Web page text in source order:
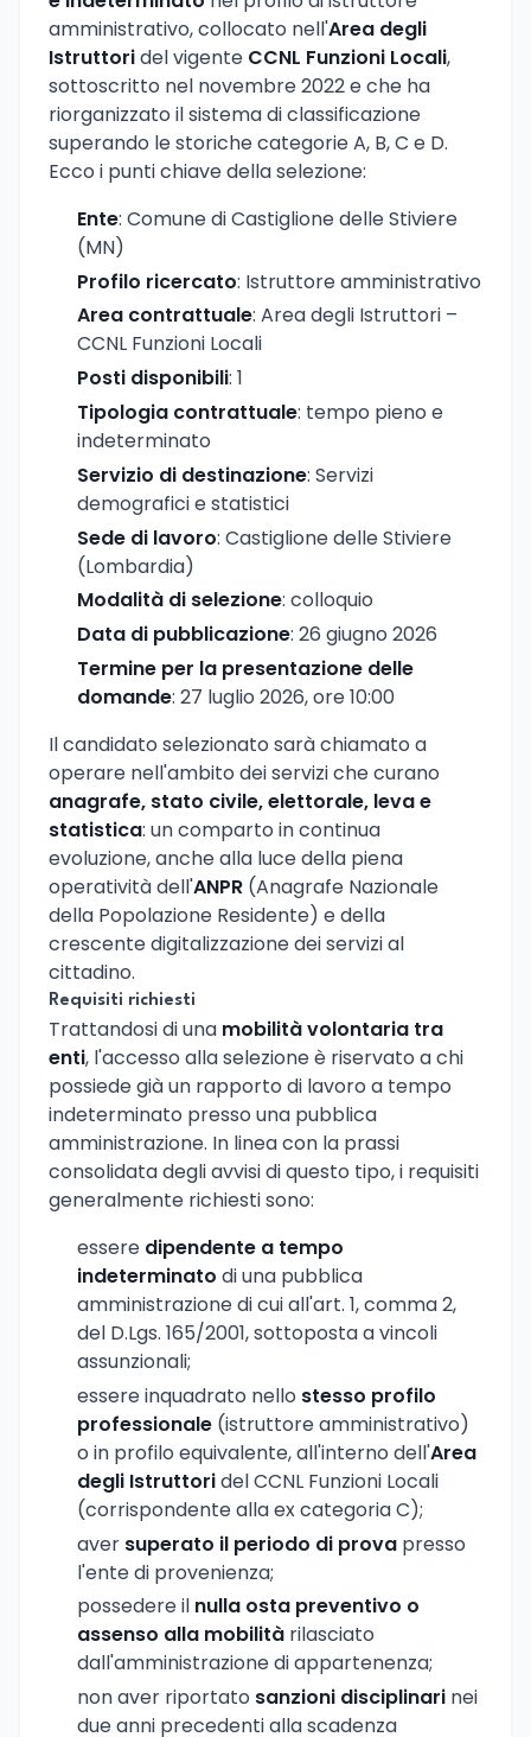
amministrativo, collocato nell'Area degli
Istruttoridel vigente CCNL Funzioni Locali,
sottoscritto nel novembre 2022 e che ha
riorganizzato il sistema di classificazione
superando le storiche categorie A, B, C e D.
Ecco i punti chiave della selezione:
Ente: Comune di Castiglione delle Stiviere
(MN)
Profilo ricercato: Istruttore amministrativo
Area contrattuale: Area degli Istruttori –
CCNL Funzioni Locali
Posti disponibili: 1
Tipologia contrattuale: tempo pieno e
indeterminato
Servizio di destinazione: Servizi
demografici e statistici
Sede di lavoro: Castiglione delle Stiviere
(Lombardia)
Modalità di selezione: colloquio
Data di pubblicazione: 26 giugno 2026
Termine per la presentazione delle
domande: 27 luglio 2026, ore 10:00
Il candidato selezionato sarà chiamato a
operare nell'ambito dei servizi che curano
anagrafe, stato civile, elettorale, leva e
statistica: un comparto in continua
evoluzione, anche alla luce della piena
operatività dell'ANPR (Anagrafe Nazionale
della Popolazione Residente) e della
crescente digitalizzazione dei servizi al
cittadino.
Requisiti richiesti
Trattandosi di una mobilità volontaria tra
enti, l'accesso alla selezione è riservato a chi
possiede già un rapporto di lavoro a tempo
indeterminato presso una pubblica
amministrazione. In linea con la prassi
consolidata degli avvisi di questo tipo, i requisiti
generalmente richiesti sono:
essere dipendente a tempo
indeterminato di una pubblica
amministrazione di cui all'art. 1, comma 2,
del D.Lgs. 165/2001, sottoposta a vincoli
assunzionali;
essere inquadrato nello stesso profilo
professionale (istruttore amministrativo)
o in profilo equivalente, all'interno dell'Area
degli Istruttoridel CCNL Funzioni Locali
(corrispondente alla ex categoria C);
aver superato il periodo di prova presso
l'ente di provenienza;
possedere il nulla osta preventivo o
assenso alla mobilità rilasciato
dall'amministrazione di appartenenza;
non aver riportato sanzioni disciplinari nei
due anni precedenti alla scadenza